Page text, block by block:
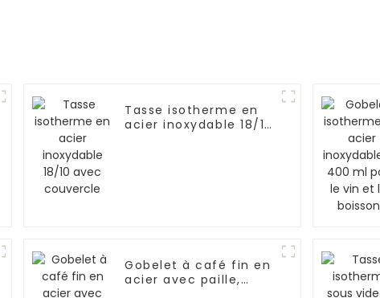
Tasse isotherme en
acier inoxydable 18/10
Gobelet à café fin en
acier avec paille,